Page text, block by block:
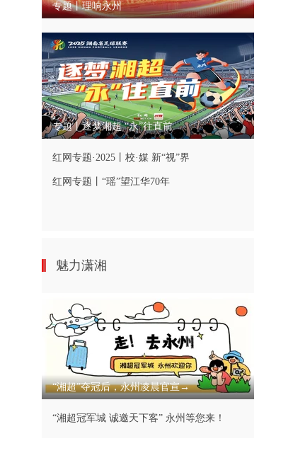
专题丨理响永州
专题丨逐梦湘超 “永”往直前
红网专题·2025丨校·媒 新“视”界
红网专题丨“瑶”望江华70年
魅力潇湘
“湘超”夺冠后，永州凌晨官宣→
“湘超冠军城 诚邀天下客” 永州等您来！